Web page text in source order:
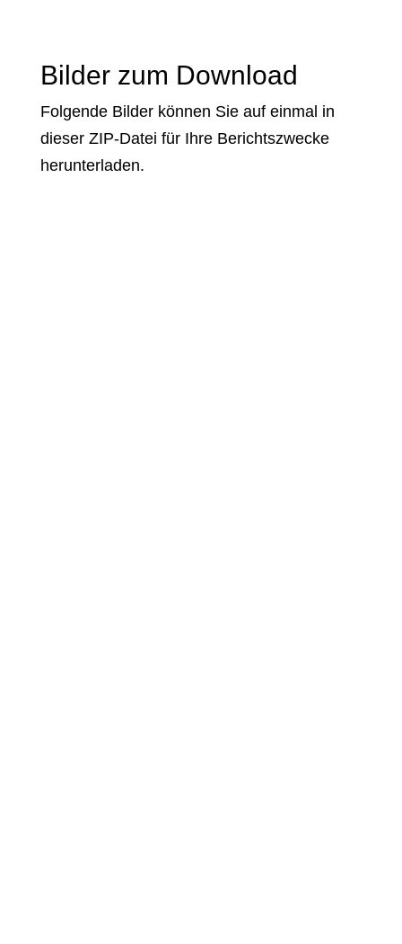
Bilder zum Download
Folgende Bilder können Sie auf einmal in
dieser ZIP-Datei für Ihre Berichtszwecke
herunterladen.